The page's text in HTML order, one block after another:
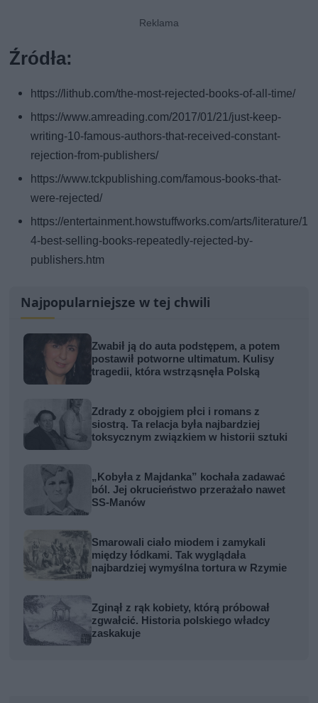
Źródła:
https://lithub.com/the-most-rejected-books-of-all-time/
https://www.amreading.com/2017/01/21/just-keep-
writing-10-famous-authors-that-received-constant-
rejection-from-publishers/
https://www.tckpublishing.com/famous-books-that-
were-rejected/
https://entertainment.howstuffworks.com/arts/literature/1
4-best-selling-books-repeatedly-rejected-by-
publishers.htm
Najpopularniejsze w tej chwili
Zwabił ją do auta podstępem, a potem
postawił potworne ultimatum. Kulisy
tragedii, która wstrząsnęła Polską
Zdrady z obojgiem płci i romans z
siostrą. Ta relacja była najbardziej
toksycznym związkiem w historii sztuki
„Kobyła z Majdanka” kochała zadawać
ból. Jej okrucieństwo przerażało nawet
SS-Manów
Smarowali ciało miodem i zamykali
między łódkami. Tak wyglądała
najbardziej wymyślna tortura w Rzymie
Zginął z rąk kobiety, którą próbował
zgwałcić. Historia polskiego władcy
zaskakuje